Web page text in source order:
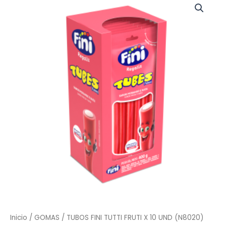
Inicio / GOMAS / TUBOS FINI TUTTI FRUTI X 10 UND (N8020)